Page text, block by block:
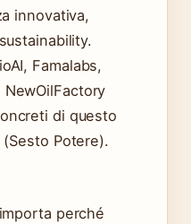
innovativa,
Famalabs,
di questo
Potere).
perché